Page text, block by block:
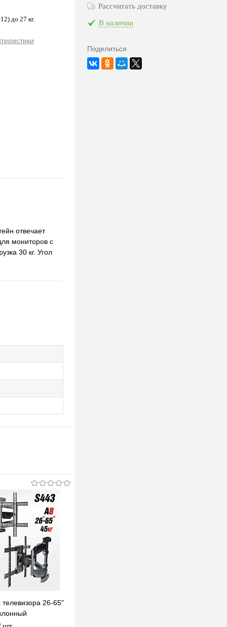
до 27 кг.
отвечает
мониторов с
30 кг. Угол
26-65"
ТВ/Монитора
Рассчитать доставку
В наличии
Поделиться